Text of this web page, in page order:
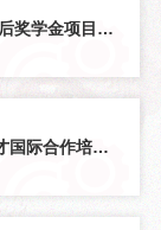
奖学金项目遴
国际合作培养